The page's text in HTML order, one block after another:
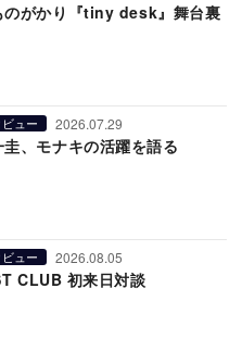
のがかり『tiny desk』舞台裏
ュー 2026.07.29
圭、モナキの活躍を語る
ュー 2026.08.05
CLUB 初来日対談